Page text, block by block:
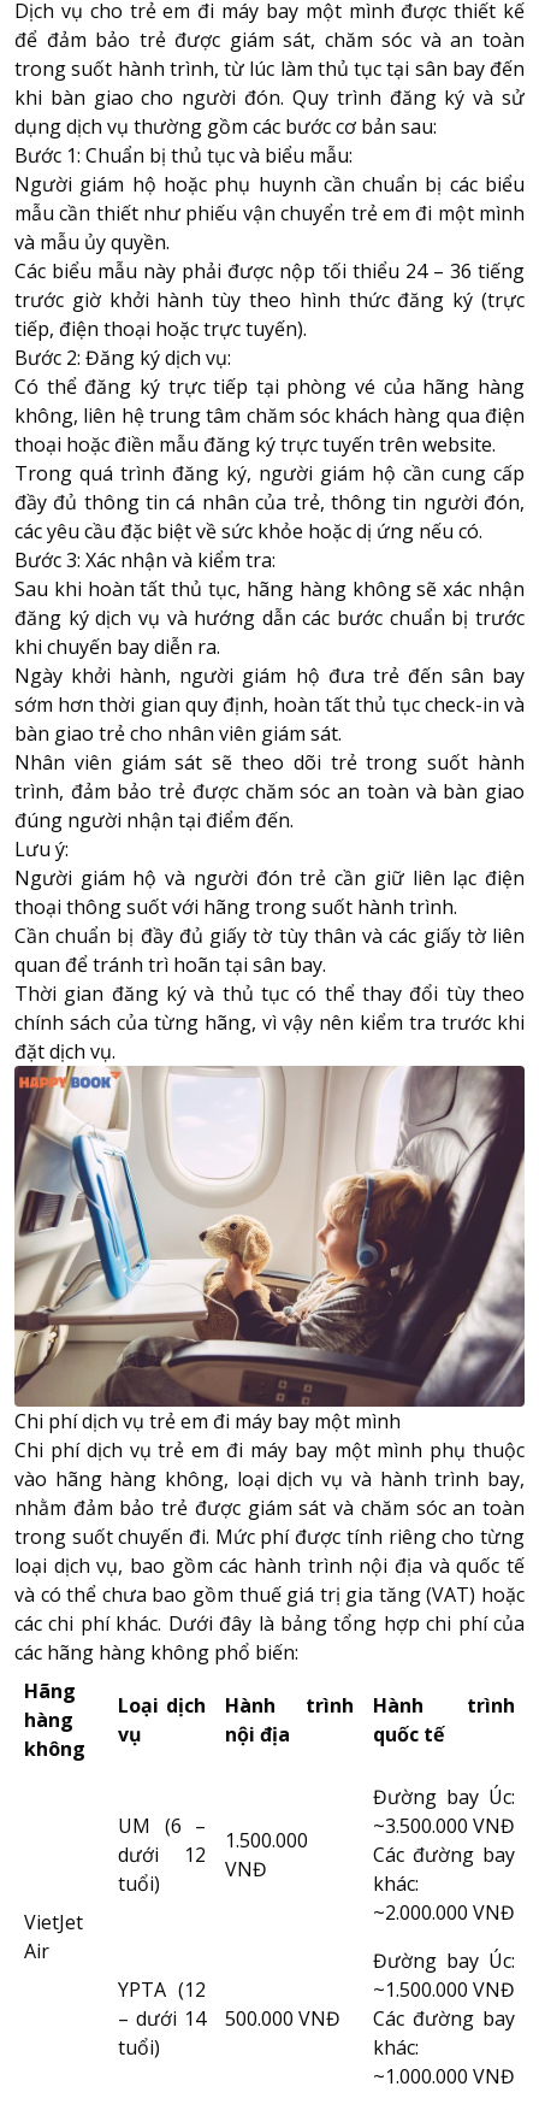
Dịch vụ cho trẻ em đi máy bay một mình được thiết kế
để đảm bảo trẻ được giám sát, chăm sóc và an toàn
trong suốt hành trình, từ lúc làm thủ tục tại sân bay đến
khi bàn giao cho người đón. Quy trình đăng ký và sử
dụng dịch vụ thường gồm các bước cơ bản sau:
Bước 1: Chuẩn bị thủ tục và biểu mẫu:
Người giám hộ hoặc phụ huynh cần chuẩn bị các biểu
mẫu cần thiết như phiếu vận chuyển trẻ em đi một mình
và mẫu ủy quyền.
Các biểu mẫu này phải được nộp tối thiểu 24 – 36 tiếng
trước giờ khởi hành tùy theo hình thức đăng ký (trực
tiếp, điện thoại hoặc trực tuyến).
Bước 2: Đăng ký dịch vụ:
Có thể đăng ký trực tiếp tại phòng vé của hãng hàng
không, liên hệ trung tâm chăm sóc khách hàng qua điện
thoại hoặc điền mẫu đăng ký trực tuyến trên website.
Trong quá trình đăng ký, người giám hộ cần cung cấp
đầy đủ thông tin cá nhân của trẻ, thông tin người đón,
các yêu cầu đặc biệt về sức khỏe hoặc dị ứng nếu có.
Bước 3: Xác nhận và kiểm tra:
Sau khi hoàn tất thủ tục, hãng hàng không sẽ xác nhận
đăng ký dịch vụ và hướng dẫn các bước chuẩn bị trước
khi chuyến bay diễn ra.
Ngày khởi hành, người giám hộ đưa trẻ đến sân bay
sớm hơn thời gian quy định, hoàn tất thủ tục check-in và
bàn giao trẻ cho nhân viên giám sát.
Nhân viên giám sát sẽ theo dõi trẻ trong suốt hành
trình, đảm bảo trẻ được chăm sóc an toàn và bàn giao
đúng người nhận tại điểm đến.
Lưu ý:
Người giám hộ và người đón trẻ cần giữ liên lạc điện
thoại thông suốt với hãng trong suốt hành trình.
Cần chuẩn bị đầy đủ giấy tờ tùy thân và các giấy tờ liên
quan để tránh trì hoãn tại sân bay.
Thời gian đăng ký và thủ tục có thể thay đổi tùy theo
chính sách của từng hãng, vì vậy nên kiểm tra trước khi
đặt dịch vụ.
Chi phí dịch vụ trẻ em đi máy bay một mình
Chi phí dịch vụ trẻ em đi máy bay một mình phụ thuộc
vào hãng hàng không, loại dịch vụ và hành trình bay,
nhằm đảm bảo trẻ được giám sát và chăm sóc an toàn
trong suốt chuyến đi. Mức phí được tính riêng cho từng
loại dịch vụ, bao gồm các hành trình nội địa và quốc tế
và có thể chưa bao gồm thuế giá trị gia tăng (VAT) hoặc
các chi phí khác. Dưới đây là bảng tổng hợp chi phí của
các hãng hàng không phổ biến:
Hãng
hàng
không
Loại dịch
vụ
Hành trình
nội địa
Hành trình
quốc tế
VietJet
Air
UM (6 –
dưới 12
tuổi)
1.500.000
VNĐ
Đường bay Úc:
~3.500.000 VNĐ
Các đường bay
khác:
~2.000.000 VNĐ
YPTA (12
– dưới 14
tuổi)
500.000 VNĐ
Đường bay Úc:
~1.500.000 VNĐ
Các đường bay
khác:
~1.000.000 VNĐ